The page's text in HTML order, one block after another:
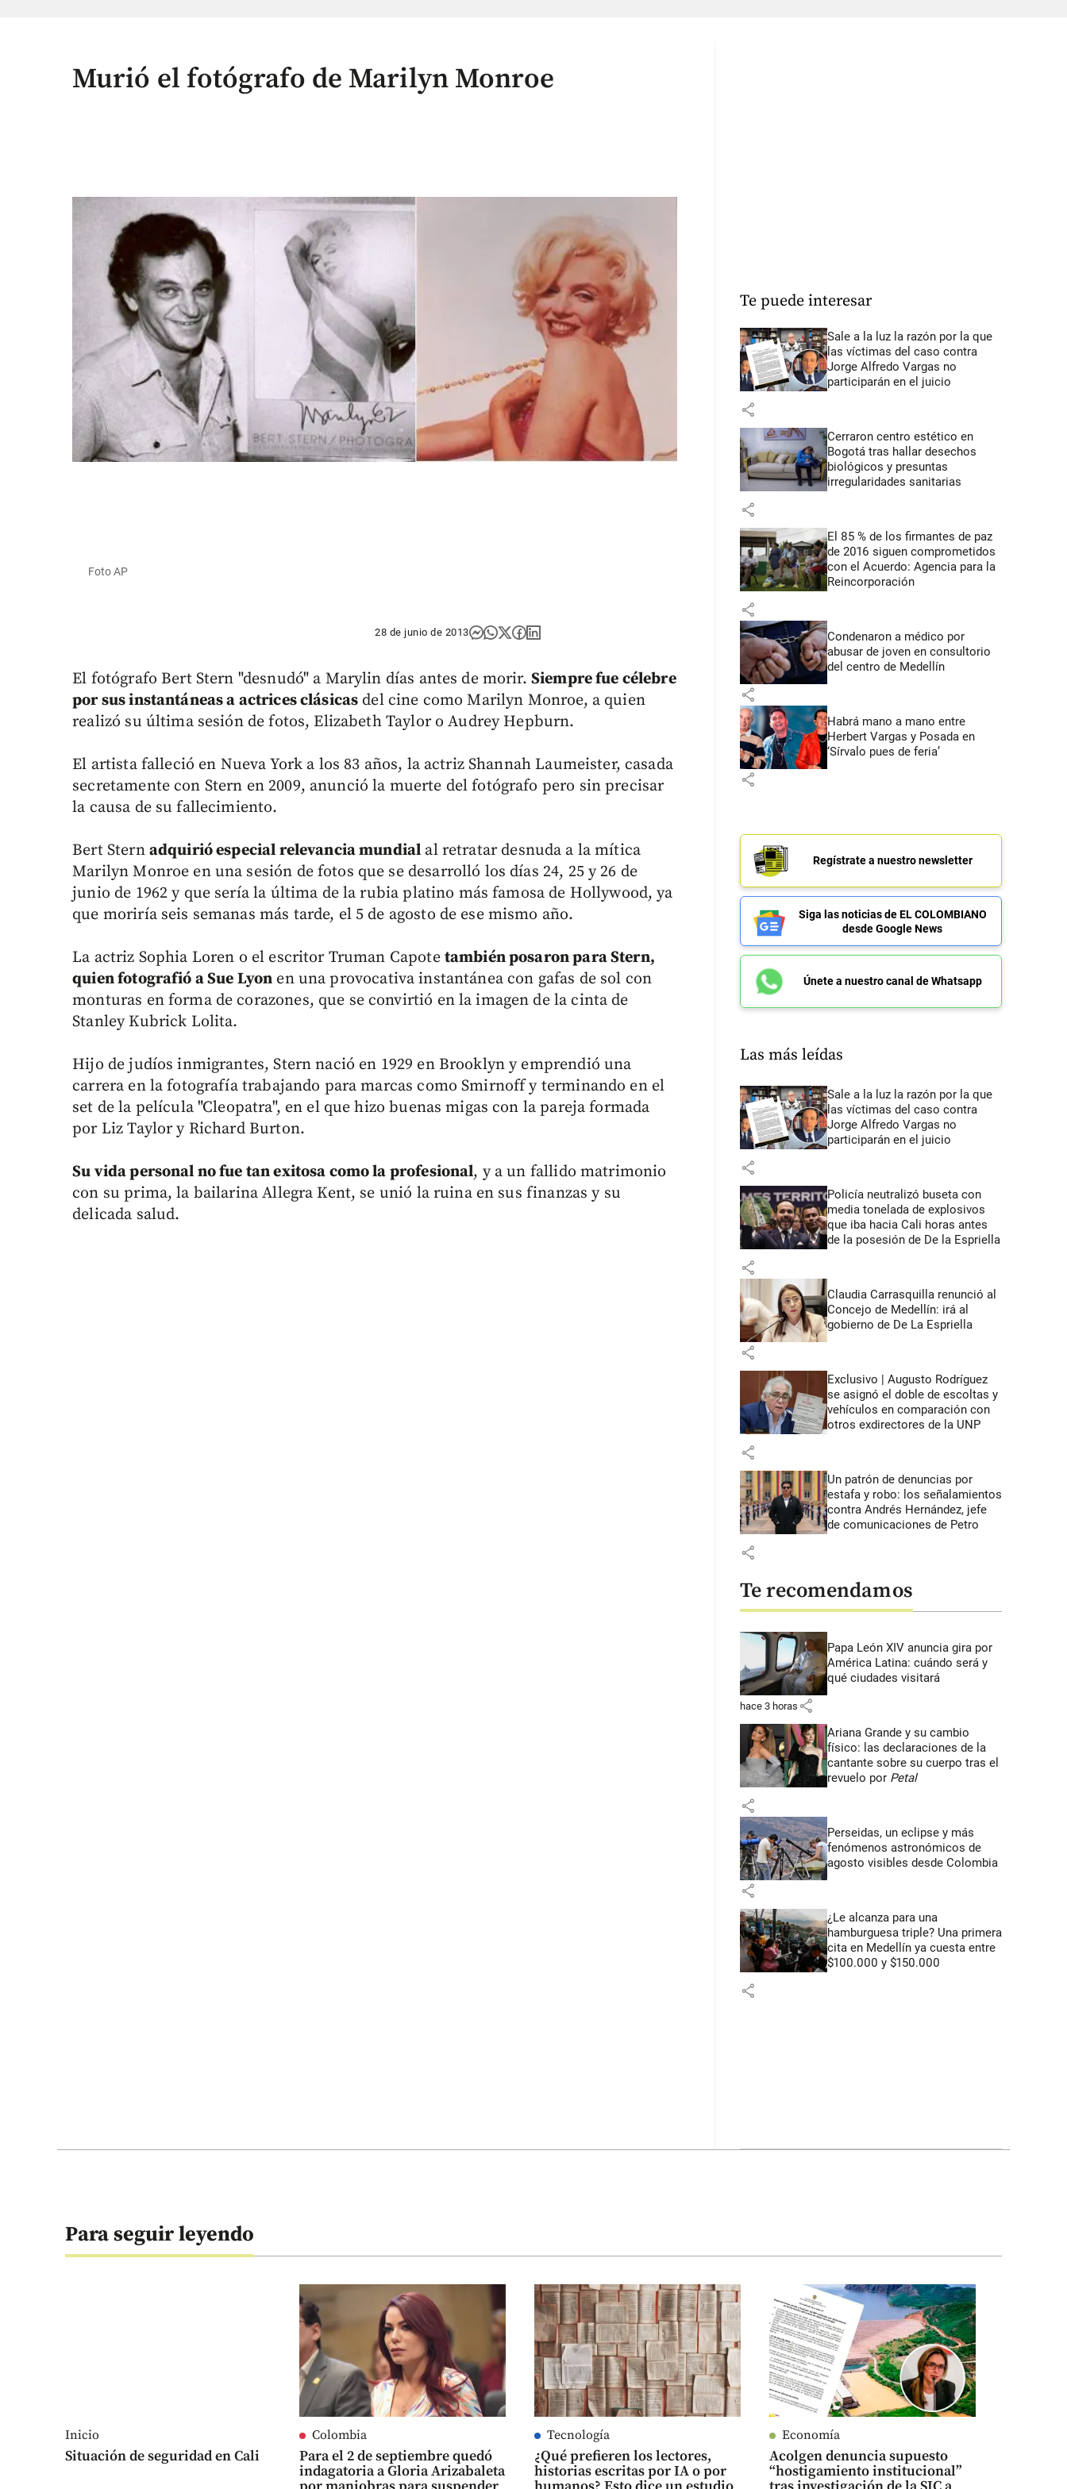
Murió el fotógrafo de Marilyn Monroe
Foto AP
28 de junio de 2013
El fotógrafo Bert Stern "desnudó" a Marylin días antes de morir. Siempre fue célebre
por sus instantáneas a actrices clásicas del cine como Marilyn Monroe, a quien
realizó su última sesión de fotos, Elizabeth Taylor o Audrey Hepburn.
El artista falleció en Nueva York a los 83 años, la actriz Shannah Laumeister, casada
secretamente con Stern en 2009, anunció la muerte del fotógrafo pero sin precisar
la causa de su fallecimiento.
Bert Stern adquirió especial relevancia mundial al retratar desnuda a la mítica
Marilyn Monroe en una sesión de fotos que se desarrolló los días 24, 25 y 26 de
junio de 1962 y que sería la última de la rubia platino más famosa de Hollywood, ya
que moriría seis semanas más tarde, el 5 de agosto de ese mismo año.
La actriz Sophia Loren o el escritor Truman Capote también posaron para Stern,
quien fotografió a Sue Lyon en una provocativa instantánea con gafas de sol con
monturas en forma de corazones, que se convirtió en la imagen de la cinta de
Stanley Kubrick Lolita.
Hijo de judíos inmigrantes, Stern nació en 1929 en Brooklyn y emprendió una
carrera en la fotografía trabajando para marcas como Smirnoff y terminando en el
set de la película "Cleopatra", en el que hizo buenas migas con la pareja formada
por Liz Taylor y Richard Burton.
Su vida personal no fue tan exitosa como la profesional, y a un fallido matrimonio
con su prima, la bailarina Allegra Kent, se unió la ruina en sus finanzas y su
delicada salud.
Te puede interesar
Sale a la luz la razón por la que
las víctimas del caso contra
Jorge Alfredo Vargas no
participarán en el juicio
share
Cerraron centro estético en
Bogotá tras hallar desechos
biológicos y presuntas
irregularidades sanitarias
share
El 85 % de los firmantes de paz
de 2016 siguen comprometidos
con el Acuerdo: Agencia para la
Reincorporación
share
Condenaron a médico por
abusar de joven en consultorio
del centro de Medellín
share
Habrá mano a mano entre
Herbert Vargas y Posada en
‘Sírvalo pues de feria’
share
Regístrate a nuestro newsletter
Siga las noticias de EL COLOMBIANO
desde Google News
Únete a nuestro canal de Whatsapp
Las más leídas
Sale a la luz la razón por la que
las víctimas del caso contra
Jorge Alfredo Vargas no
participarán en el juicio
share
Policía neutralizó buseta con
media tonelada de explosivos
que iba hacia Cali horas antes
de la posesión de De la Espriella
share
Claudia Carrasquilla renunció al
Concejo de Medellín: irá al
gobierno de De La Espriella
share
Exclusivo | Augusto Rodríguez
se asignó el doble de escoltas y
vehículos en comparación con
otros exdirectores de la UNP
share
Un patrón de denuncias por
estafa y robo: los señalamientos
contra Andrés Hernández, jefe
de comunicaciones de Petro
share
Te recomendamos
Papa León XIV anuncia gira por
América Latina: cuándo será y
qué ciudades visitará
hace 3 horas share
Ariana Grande y su cambio
físico: las declaraciones de la
cantante sobre su cuerpo tras el
revuelo por Petal
share
Perseidas, un eclipse y más
fenómenos astronómicos de
agosto visibles desde Colombia
share
¿Le alcanza para una
hamburguesa triple? Una primera
cita en Medellín ya cuesta entre
$100.000 y $150.000
share
Para seguir leyendo
Inicio
Situación de seguridad en Cali
Colombia
Para el 2 de septiembre quedó
indagatoria a Gloria Arizabaleta
Tecnología
¿Qué prefieren los lectores,
historias escritas por IA o por
Economía
Acolgen denuncia supuesto
“hostigamiento institucional”